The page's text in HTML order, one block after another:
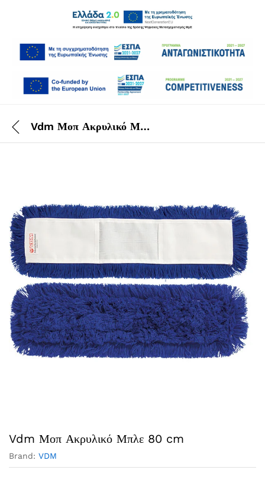
Vdm Μοπ Ακρυλικό Μπλε 80 cm
Vdm Μοπ Ακρυλικό Μπλε 80 cm
Brand: VDM